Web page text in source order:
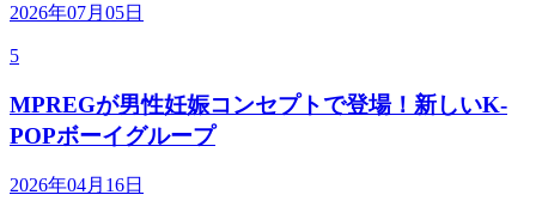
2026年07月05日
5
MPREGが男性妊娠コンセプトで登場！新しいK-
POPボーイグループ
2026年04月16日